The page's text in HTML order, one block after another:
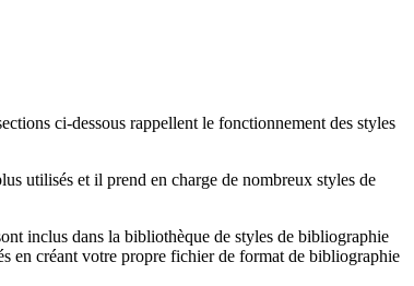
ci-dessous rappellent le fonctionnement des styles
utilisés et il prend en charge de nombreux styles de
inclus dans la bibliothèque de styles de bibliographie
en créant votre propre fichier de format de bibliographie